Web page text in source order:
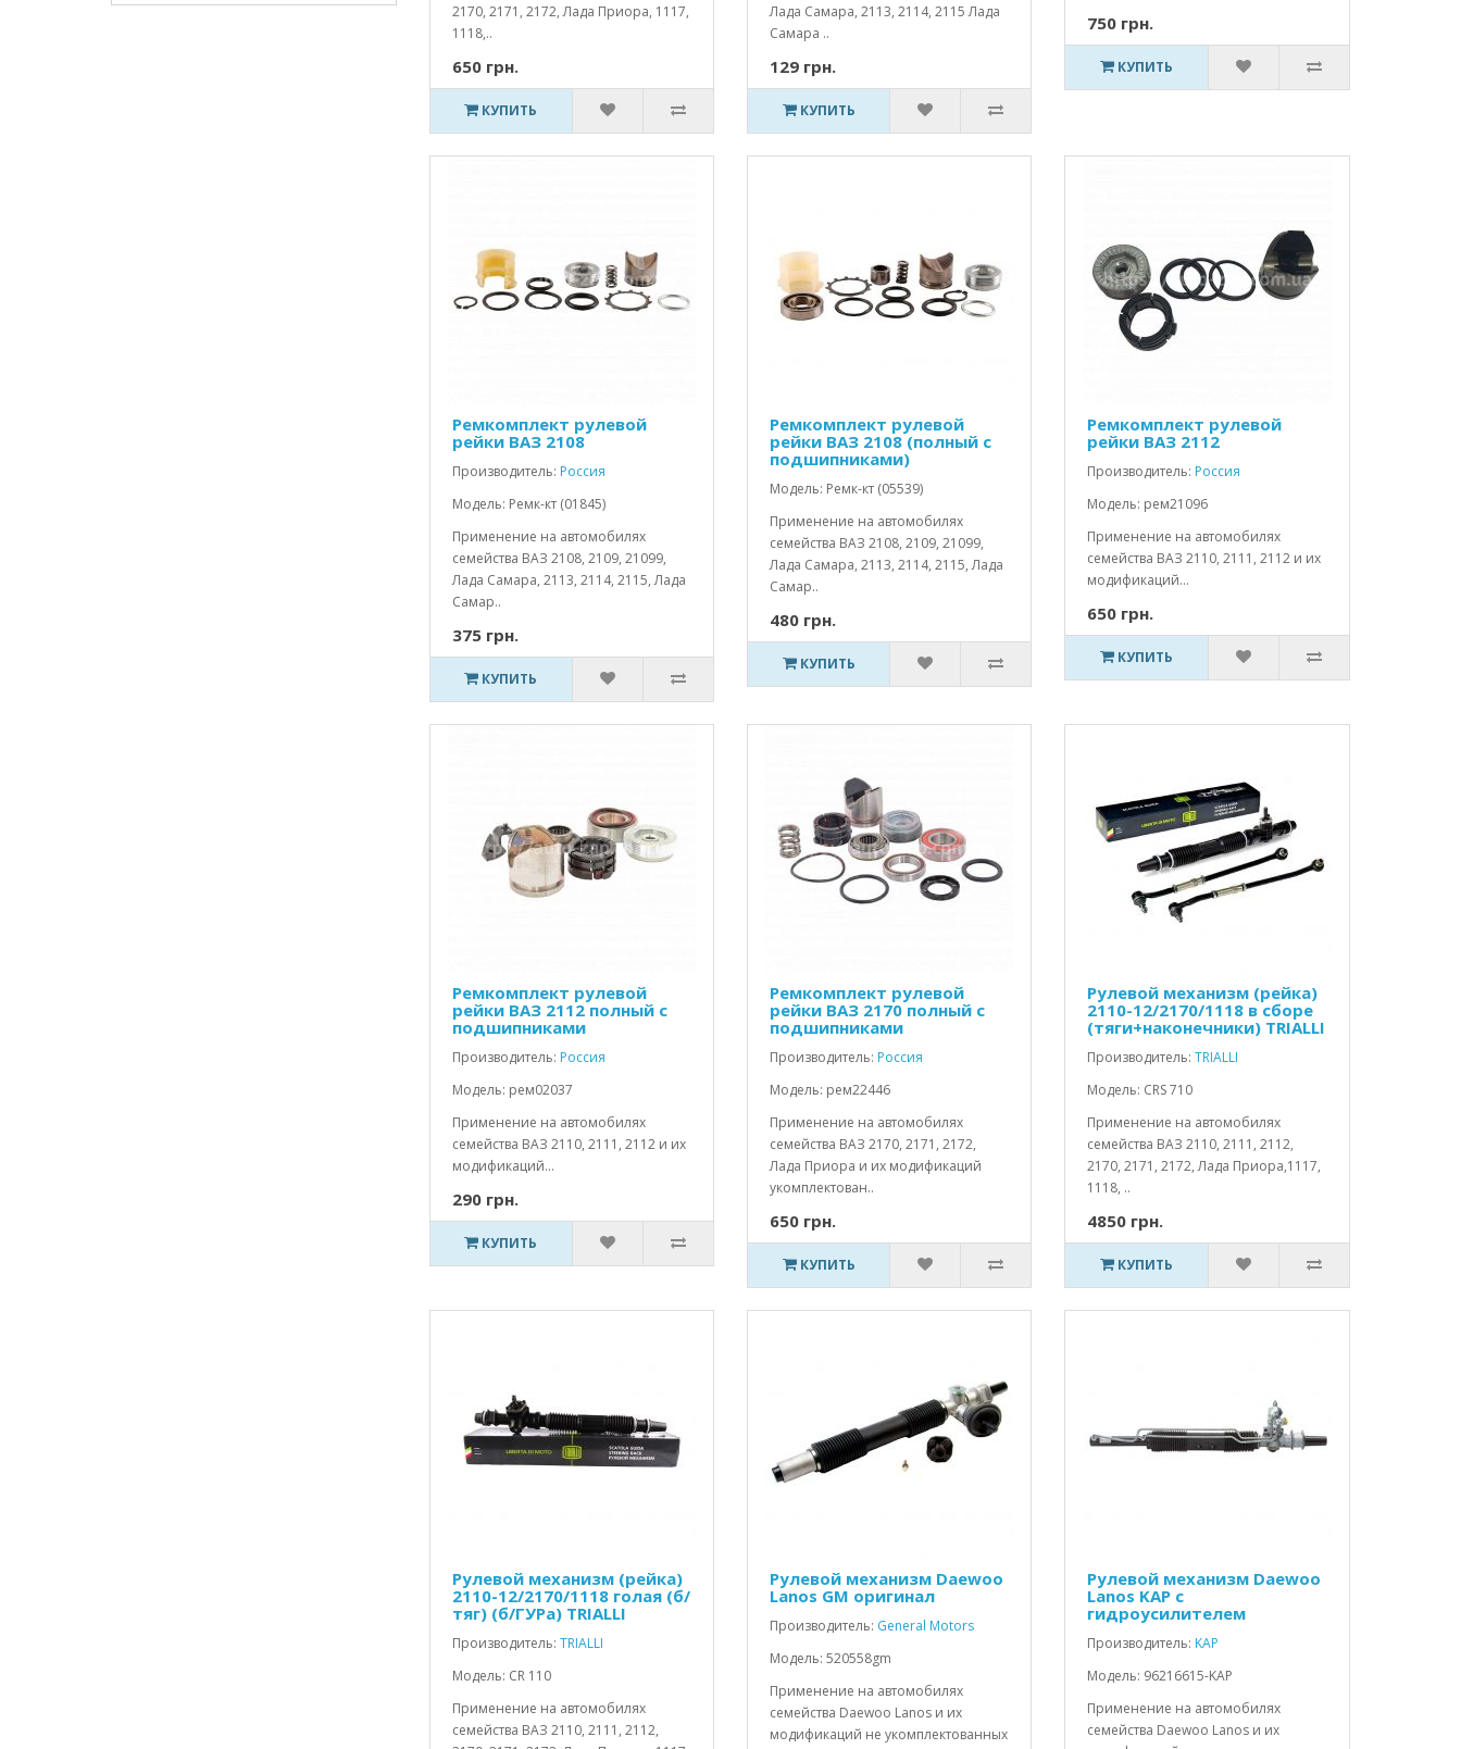
2170, 2171, 2172, Лада Приора, 1117,
1118,..
650 грн.
КУПИТЬ
Лада Самара, 2113, 2114, 2115 Лада
Самара ..
129 грн.
КУПИТЬ
750 грн.
КУПИТЬ
Ремкомплект рулевой
рейки ВАЗ 2108
Производитель: Россия
Модель: Ремк-кт (01845)
Применение на автомобилях
семейства ВАЗ 2108, 2109, 21099,
Лада Самара, 2113, 2114, 2115, Лада
Самар..
375 грн.
КУПИТЬ
Ремкомплект рулевой
рейки ВАЗ 2108 (полный с
подшипниками)
Модель: Ремк-кт (05539)
Применение на автомобилях
семейства ВАЗ 2108, 2109, 21099,
Лада Самара, 2113, 2114, 2115, Лада
Самар..
480 грн.
КУПИТЬ
Ремкомплект рулевой
рейки ВАЗ 2112
Производитель: Россия
Модель: рем21096
Применение на автомобилях
семейства ВАЗ 2110, 2111, 2112 и их
модификаций...
650 грн.
КУПИТЬ
Ремкомплект рулевой
рейки ВАЗ 2112 полный с
подшипниками
Производитель: Россия
Модель: рем02037
Применение на автомобилях
семейства ВАЗ 2110, 2111, 2112 и их
модификаций...
290 грн.
КУПИТЬ
Ремкомплект рулевой
рейки ВАЗ 2170 полный с
подшипниками
Производитель: Россия
Модель: рем22446
Применение на автомобилях
семейства ВАЗ 2170, 2171, 2172,
Лада Приора и их модификаций
укомплектован..
650 грн.
КУПИТЬ
Рулевой механизм (рейка)
2110-12/2170/1118 в сборе
(тяги+наконечники) TRIALLI
Производитель:TRIALLI
Модель: CRS 710
Применение на автомобилях
семейства ВАЗ 2110, 2111, 2112,
2170, 2171, 2172, Лада Приора,1117,
1118, ..
4850 грн.
КУПИТЬ
Рулевой механизм (рейка)
2110-12/2170/1118 голая (б/
тяг) (б/ГУРа) TRIALLI
Производитель: TRIALLI
Модель: CR 110
Применение на автомобилях
семейства ВАЗ 2110, 2111, 2112,
Рулевой механизм Daewoo
Lanos GM оригинал
Производитель: General Motors
Модель: 520558gm
Применение на автомобилях
семейства Daewoo Lanos и их
модификаций не укомплектованных
Рулевой механизм Daewoo
Lanos KAP c
гидроусилителем
Производитель: KAP
Модель: 96216615-KAP
Применение на автомобилях
семейства Daewoo Lanos и их